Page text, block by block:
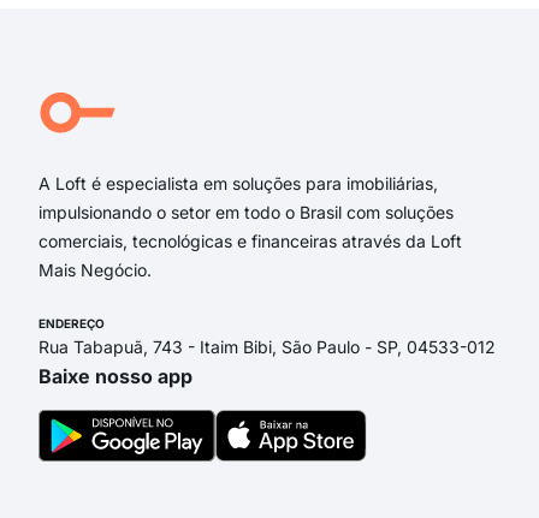
A Loft é especialista em soluções para imobiliárias,
impulsionando o setor em todo o Brasil com soluções
comerciais, tecnológicas e financeiras através da Loft
Mais Negócio.
ENDEREÇO
Rua Tabapuã, 743 - Itaim Bibi, São Paulo - SP, 04533-012
Baixe nosso app